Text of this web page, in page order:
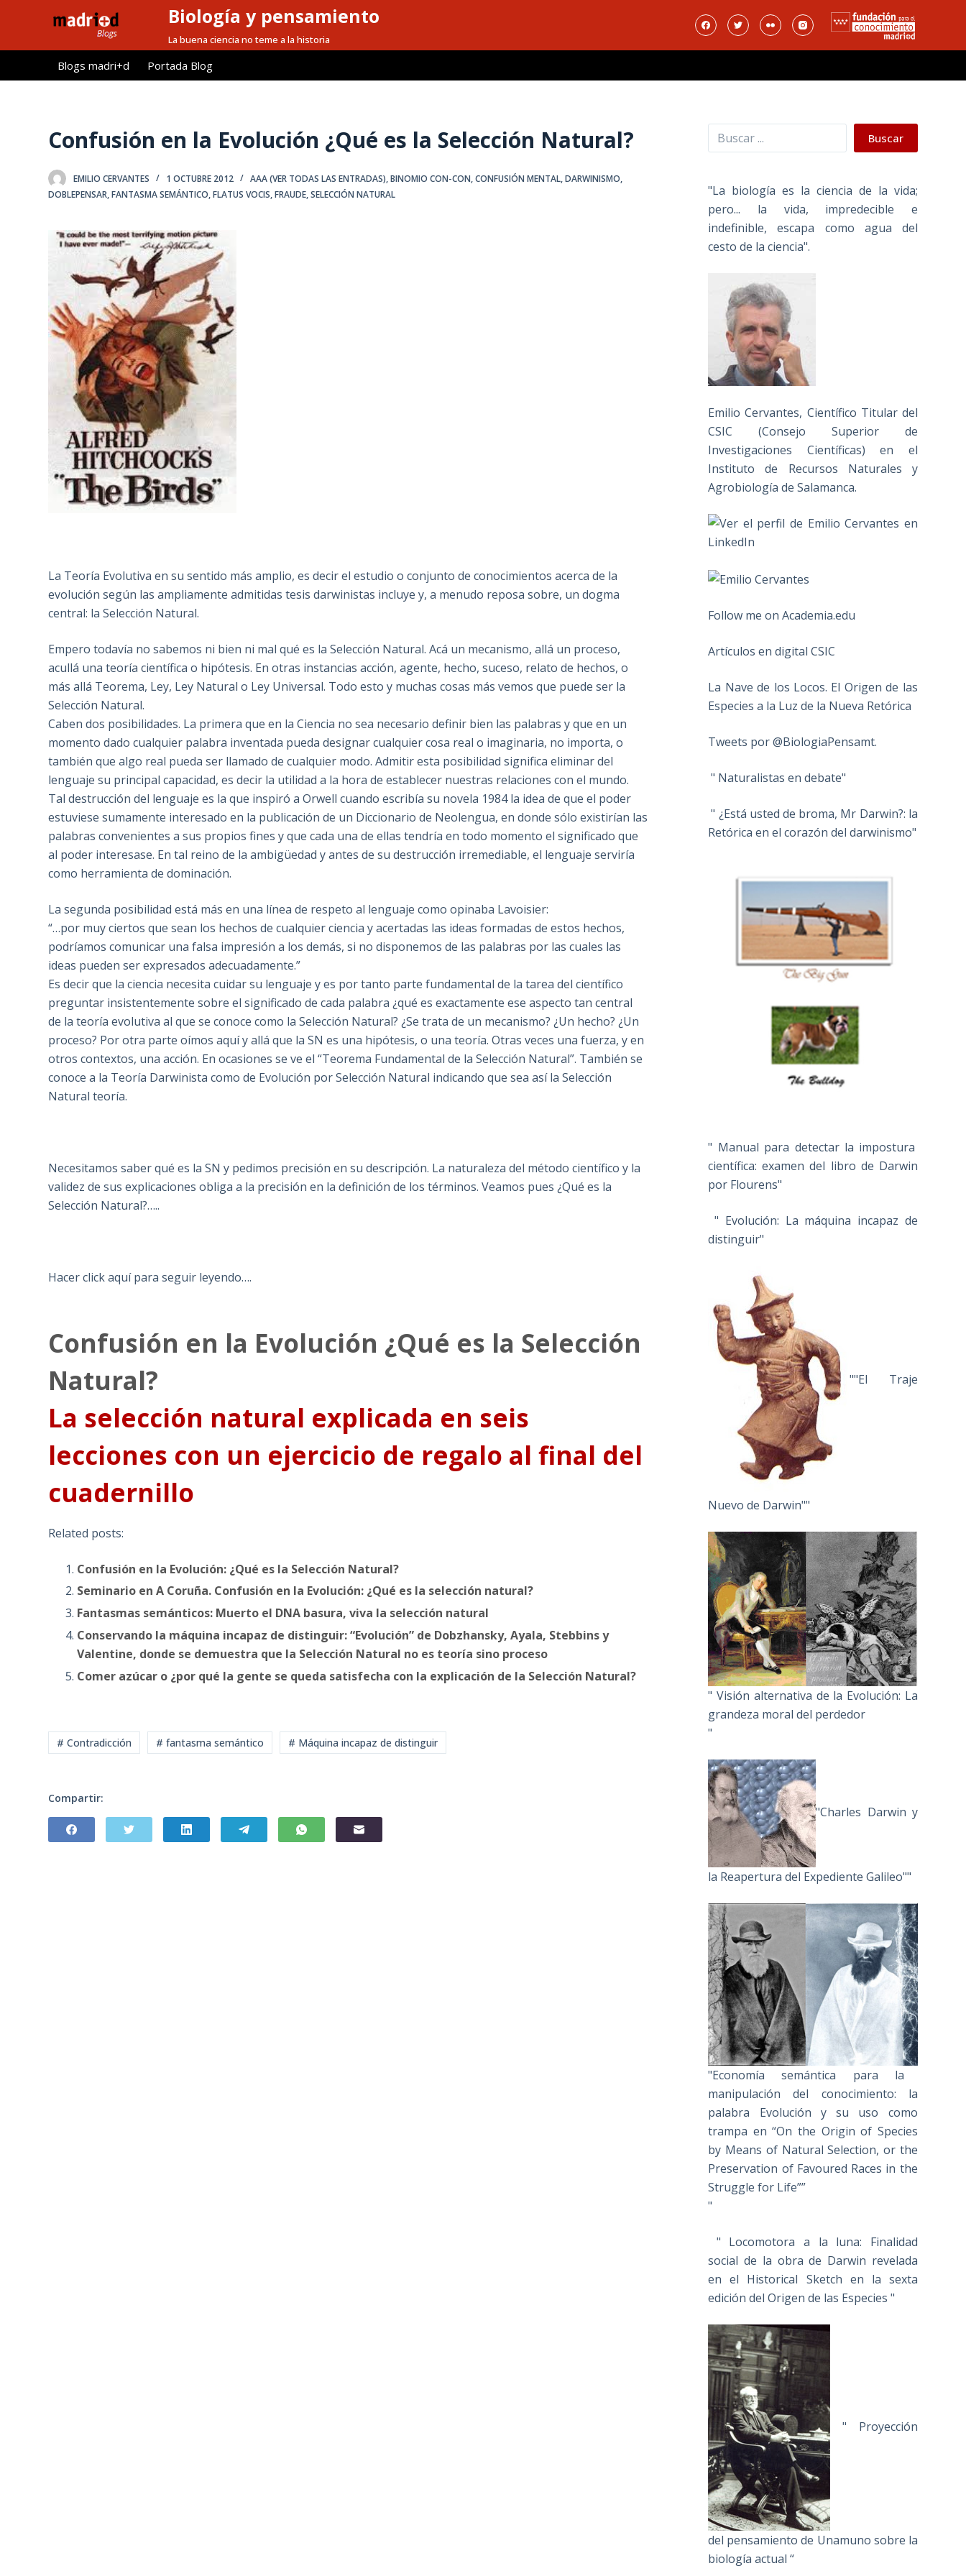
l
Biología y pensamiento
La buena ciencia no teme a la historia
Blogs madri+d Portada Blog
Confusión en la Evolución ¿Qué es la Selección Natural?
EMILIO CERVANTES 1 OCTUBRE 2012 AAA (VER TODAS LAS ENTRADAS),BINOMIO CON-CON,CONFUSIÓN MENTAL,DARWINISMO,
DOBLEPENSAR,FANTASMA SEMÁNTICO,FLATUS VOCIS,FRAUDE,SELECCIÓN NATURAL
La Teoría Evolutiva en su sentido más amplio, es decir el estudio o conjunto de conocimientos acerca de la
evolución según las ampliamente admitidas tesis darwinistas incluye y, a menudo reposa sobre, un dogma
central: la Selección Natural.
Empero todavía no sabemos ni bien ni mal qué es la Selección Natural. Acá un mecanismo, allá un proceso,
acullá una teoría científica o hipótesis. En otras instancias acción, agente, hecho, suceso, relato de hechos, o
más allá Teorema, Ley, Ley Natural o Ley Universal. Todo esto y muchas cosas más vemos que puede ser la
Selección Natural.
Caben dos posibilidades. La primera que en la Ciencia no sea necesario definir bien las palabras y que en un
momento dado cualquier palabra inventada pueda designar cualquier cosa real o imaginaria, no importa, o
también que algo real pueda ser llamado de cualquier modo. Admitir esta posibilidad significa eliminar del
lenguaje su principal capacidad, es decir la utilidad a la hora de establecer nuestras relaciones con el mundo.
Tal destrucción del lenguaje es la que inspiró a Orwell cuando escribía su novela 1984 la idea de que el poder
estuviese sumamente interesado en la publicación de un Diccionario de Neolengua, en donde sólo existirían las
palabras convenientes a sus propios fines y que cada una de ellas tendría en todo momento el significado que
al poder interesase. En tal reino de la ambigüedad y antes de su destrucción irremediable, el lenguaje serviría
como herramienta de dominación.
La segunda posibilidad está más en una línea de respeto al lenguaje como opinaba Lavoisier:
“…por muy ciertos que sean los hechos de cualquier ciencia y acertadas las ideas formadas de estos hechos,
podríamos comunicar una falsa impresión a los demás, si no disponemos de las palabras por las cuales las
ideas pueden ser expresados adecuadamente.”
Es decir que la ciencia necesita cuidar su lenguaje y es por tanto parte fundamental de la tarea del científico
preguntar insistentemente sobre el significado de cada palabra ¿qué es exactamente ese aspecto tan central
de la teoría evolutiva al que se conoce como la Selección Natural? ¿Se trata de un mecanismo? ¿Un hecho? ¿Un
proceso? Por otra parte oímos aquí y allá que la SN es una hipótesis, o una teoría. Otras veces una fuerza, y en
otros contextos, una acción. En ocasiones se ve el “Teorema Fundamental de la Selección Natural”. También se
conoce a la Teoría Darwinista como de Evolución por Selección Natural indicando que sea así la Selección
Natural teoría.
Necesitamos saber qué es la SN y pedimos precisión en su descripción. La naturaleza del método científico y la
validez de sus explicaciones obliga a la precisión en la definición de los términos. Veamos pues ¿Qué es la
Selección Natural?…..
Hacer click aquí para seguir leyendo….
Confusión en la Evolución ¿Qué es la Selección
Natural?
La selección natural explicada en seis
lecciones con un ejercicio de regalo al final del
cuadernillo
Related posts:
Confusión en la Evolución: ¿Qué es la Selección Natural?
Seminario en A Coruña. Confusión en la Evolución: ¿Qué es la selección natural?
Fantasmas semánticos: Muerto el DNA basura, viva la selección natural
Conservando la máquina incapaz de distinguir: “Evolución” de Dobzhansky, Ayala, Stebbins y
Valentine, donde se demuestra que la Selección Natural no es teoría sino proceso
Comer azúcar o ¿por qué la gente se queda satisfecha con la explicación de la Selección Natural?
# Contradicción # fantasma semántico # Máquina incapaz de distinguir
Compartir:
Buscar Buscar
"La biología es la ciencia de la vida;
pero... la vida, impredecible e
indefinible, escapa como agua del
cesto de la ciencia".
Emilio Cervantes, Científico Titular del
CSIC (Consejo Superior de
Investigaciones Científicas) en el
Instituto de Recursos Naturales y
Agrobiología de Salamanca.
Follow me on Academia.edu
Artículos en digital CSIC
La Nave de los Locos. El Origen de las
Especies a la Luz de la Nueva Retórica
Tweets por @BiologiaPensamt.
" Naturalistas en debate"
" ¿Está usted de broma, Mr Darwin?: la
Retórica en el corazón del darwinismo"
" Manual para detectar la impostura
científica: examen del libro de Darwin
por Flourens"
" Evolución: La máquina incapaz de
distinguir"
""El Traje
Nuevo de Darwin""
" Visión alternativa de la Evolución: La
grandeza moral del perdedor
"
"Charles Darwin y
la Reapertura del Expediente Galileo""
"Economía semántica para la
manipulación del conocimiento: la
palabra Evolución y su uso como
trampa en “On the Origin of Species
by Means of Natural Selection, or the
Preservation of Favoured Races in the
Struggle for Life””
"
" Locomotora a la luna: Finalidad
social de la obra de Darwin revelada
en el Historical Sketch en la sexta
edición del Origen de las Especies "
" Proyección
del pensamiento de Unamuno sobre la
biología actual “